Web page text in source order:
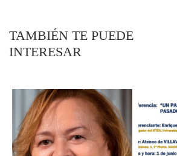
TAMBIÉN TE PUEDE
INTERESAR